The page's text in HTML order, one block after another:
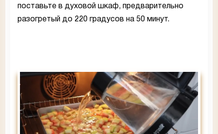
поставьте в духовой шкаф, предварительно
разогретый до 220 градусов на 50 минут.